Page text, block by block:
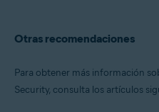
Otras recomendaciones
Para obtener más información
Security, consulta los artículos